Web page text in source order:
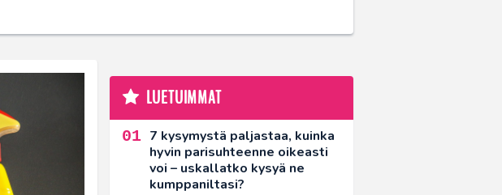
LUETUIMMAT
7 kysymystä paljastaa, kuinka
hyvin parisuhteenne oikeasti
voi – uskallatko kysyä ne
kumppaniltasi?